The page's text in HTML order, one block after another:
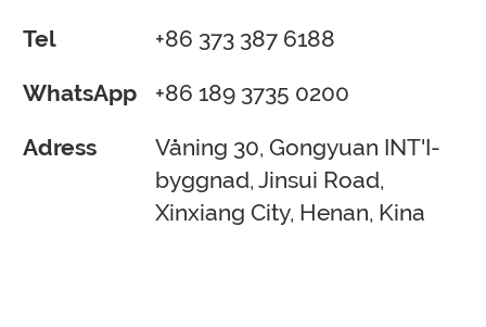
Tel
+86 373 387 6188
WhatsApp
+86 189 3735 0200
Adress
Våning 30, Gongyuan INT'I-
byggnad, Jinsui Road,
Xinxiang City, Henan, Kina